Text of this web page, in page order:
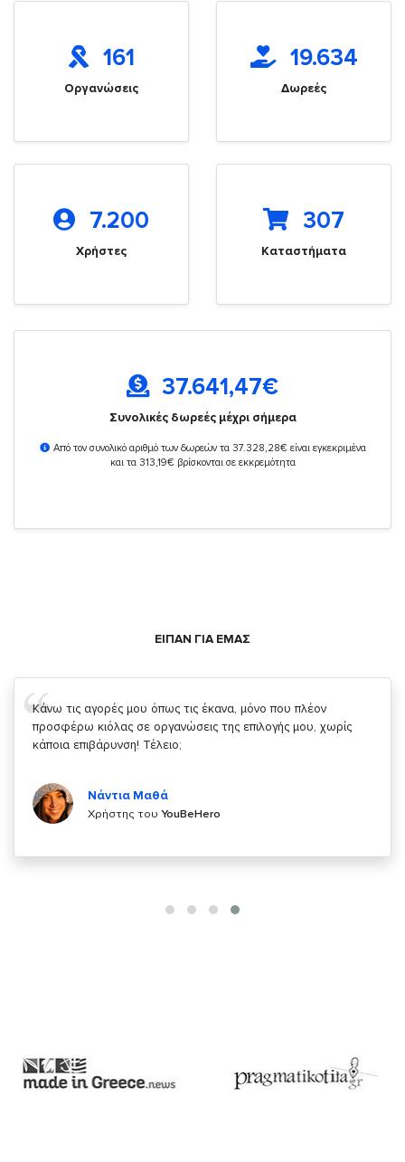
161
Οργανώσεις
19.634
Δωρεές
7.200
Χρήστες
307
Καταστήματα
37.641,47€
Συνολικές δωρεές μέχρι σήμερα
Από τον συνολικό αριθμό των δωρεών τα 37.328,28€ είναι εγκεκριμένα
και τα 313,19€ βρίσκονται σε εκκρεμότητα
ΕΙΠΑΝ ΓΙΑ ΕΜΑΣ
Σας ευχαριστώ που μας δίνετε την δυνατότητα να κάνουμε
κάτι!
Χρήστης τουYouBeHero